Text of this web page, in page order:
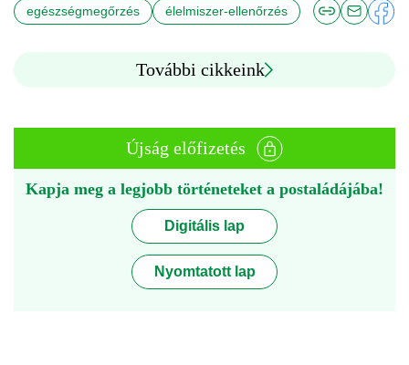
egészségmegőrzés
élelmiszer-ellenőrzés
További cikkeink
Újság előfizetés
Kapja meg a legjobb történeteket a postaládájába!
Digitális lap
Nyomtatott lap